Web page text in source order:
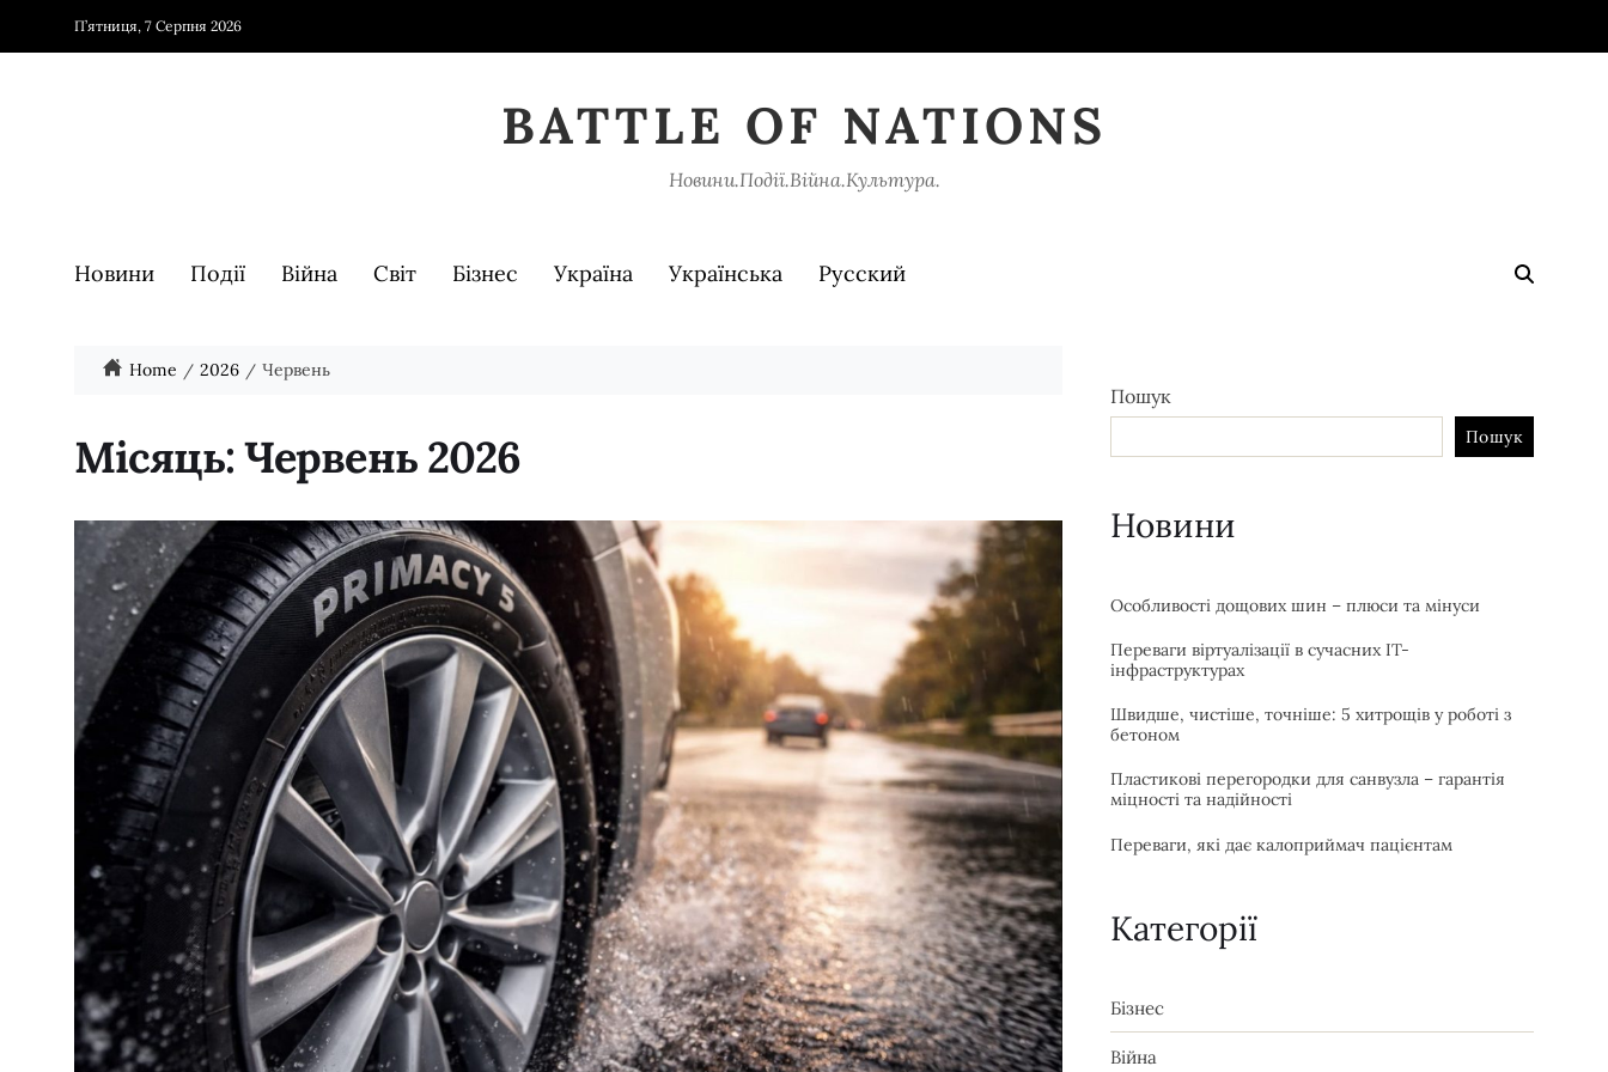
П’ятниця, 7 Серпня 2026
BATTLE OF NATIONS
Новини.Події.Війна.Культура.
Новини Події Війна Світ Бізнес Україна Українська Русский
Home 2026 Червень
Місяць:Червень 2026
Пошук
Пошук
Новини
Особливості дощових шин – плюси та мінуси
Переваги віртуалізації в сучасних IT-
інфраструктурах
Швидше, чистіше, точніше: 5 хитрощів у роботі з
бетоном
Пластикові перегородки для санвузла – гарантія
міцності та надійності
Переваги, які дає калоприймач пацієнтам
Категорії
Бізнес
Війна